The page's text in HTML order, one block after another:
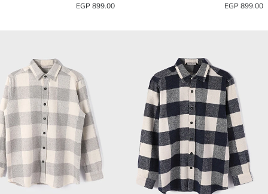
899.00 EGP
899.00 EGP